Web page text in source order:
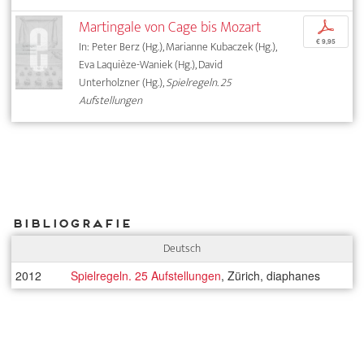
Martingale von Cage bis Mozart
In: Peter Berz (Hg.), Marianne Kubaczek (Hg.),
Eva Laquièze-Waniek (Hg.), David
Unterholzner (Hg.),Spielregeln. 25
Aufstellungen
p
€ 9,95
Bibliografie
Deutsch
2012 Spielregeln. 25 Aufstellungen, Zürich, diaphanes